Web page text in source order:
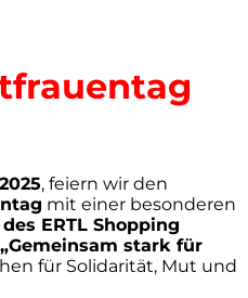
für
, feiern wir den
mit einer besonderen
ERTL Shopping
„Gemeinsam stark für
für Solidarität, Mut und